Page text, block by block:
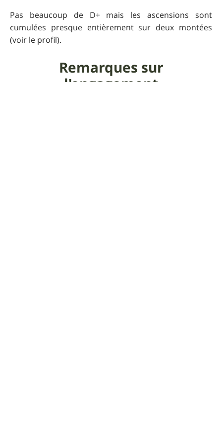
Pas beaucoup de D+ mais les ascensions sont
cumulées presque entièrement sur deux montées
(voir le profil).
Remarques sur
l'engagement